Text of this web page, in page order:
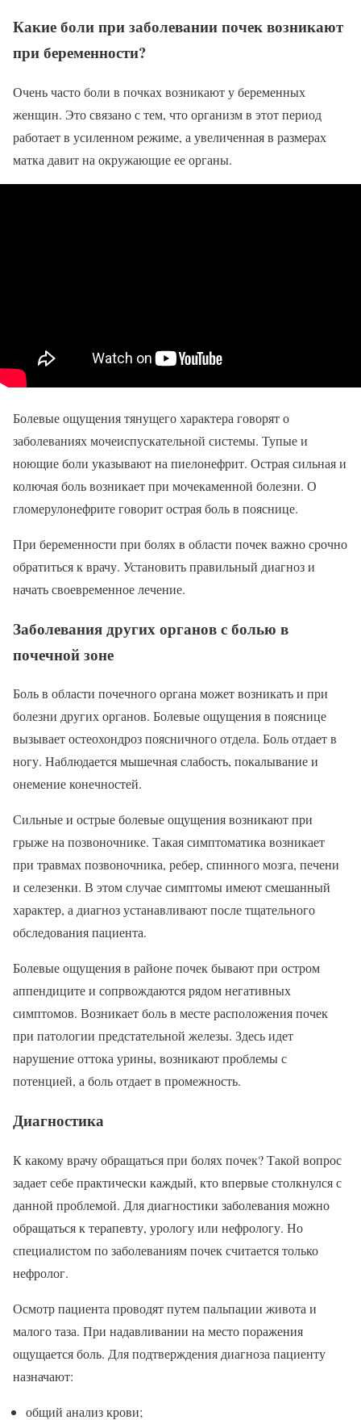
Какие боли при заболевании почек возникают
при беременности?
Очень часто боли в почках возникают у беременных
женщин. Это связано с тем, что организм в этот период
работает в усиленном режиме, а увеличенная в размерах
матка давит на окружающие ее органы.
Болевые ощущения тянущего характера говорят о
заболеваниях мочеиспускательной системы. Тупые и
ноющие боли указывают на пиелонефрит. Острая сильная и
колючая боль возникает при мочекаменной болезни. О
гломерулонефрите говорит острая боль в пояснице.
При беременности при болях в области почек важно срочно
обратиться к врачу. Установить правильный диагноз и
начать своевременное лечение.
Заболевания других органов с болью в
почечной зоне
Боль в области почечного органа может возникать и при
болезни других органов. Болевые ощущения в пояснице
вызывает остеохондроз поясничного отдела. Боль отдает в
ногу. Наблюдается мышечная слабость, покалывание и
онемение конечностей.
Сильные и острые болевые ощущения возникают при
грыже на позвоночнике. Такая симптоматика возникает
при травмах позвоночника, ребер, спинного мозга, печени
и селезенки. В этом случае симптомы имеют смешанный
характер, а диагноз устанавливают после тщательного
обследования пациента.
Болевые ощущения в районе почек бывают при остром
аппендиците и сопрвождаются рядом негативных
симптомов. Возникает боль в месте расположения почек
при патологии предстательной железы. Здесь идет
нарушение оттока урины, возникают проблемы с
потенцией, а боль отдает в промежность.
Диагностика
К какому врачу обращаться при болях почек? Такой вопрос
задает себе практически каждый, кто впервые столкнулся с
данной проблемой. Для диагностики заболевания можно
обращаться к терапевту, урологу или нефрологу. Но
специалистом по заболеваниям почек считается только
нефролог.
Осмотр пациента проводят путем пальпации живота и
малого таза. При надавливании на место поражения
ощущается боль. Для подтверждения диагноза пациенту
назначают:
общий анализ крови;